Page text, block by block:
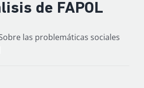
de FAPOL
las problemáticas sociales